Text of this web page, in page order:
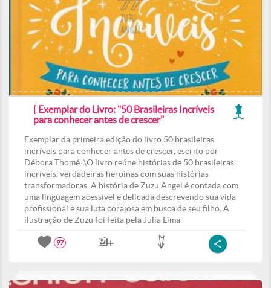
[ Exemplar do Livro: "50 Brasileiras Incríveis
para conhecer antes de crescer"
Exemplar da primeira edição do livro 50 brasileiras
incríveis para conhecer antes de crescer, escrito por
Débora Thomé. \O livro reúne histórias de 50 brasileiras
incríveis, verdadeiras heroínas com suas histórias
transformadoras. A história de Zuzu Angel é contada com
uma linguagem acessível e delicada descrevendo sua vida
profissional e sua luta corajosa em busca de seu filho. A
ilustração de Zuzu foi feita pela Julia Lima
97